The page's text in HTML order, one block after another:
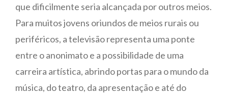
que dificilmente seria alcançada por outros meios.
Para muitos jovens oriundos de meios rurais ou
periféricos, a televisão representa uma ponte
entre o anonimato e a possibilidade de uma
carreira artística, abrindo portas para o mundo da
música, do teatro, da apresentação e até do